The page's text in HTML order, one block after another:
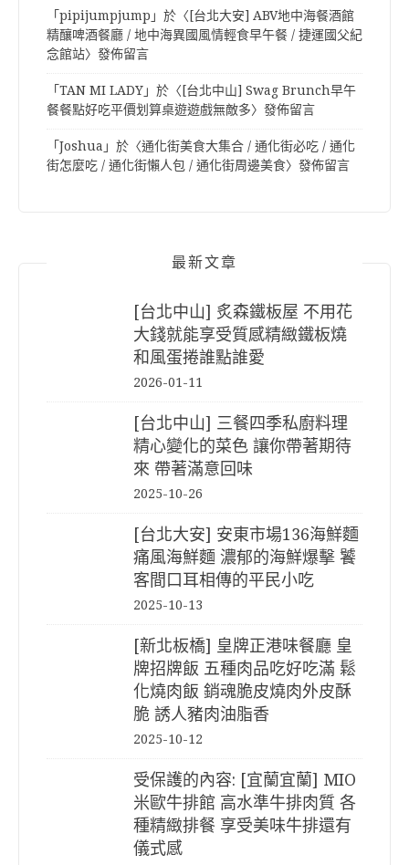
「pipijumpjump 」於〈 [台北大安] ABV地中海餐酒館
精釀啤酒餐廳 / 地中海異國風情輕食早午餐 / 捷運國父紀
念館站〉發佈留言
「TAN MI LADY」於〈 [台北中山] Swag Brunch早午
餐餐點好吃平價划算桌遊遊戲無敵多〉發佈留言
「Joshua 」於〈通化街美食大集合 / 通化街必吃 / 通化
街怎麼吃 / 通化街懶人包 / 通化街周邊美食〉發佈留言
最新文章
[台北中山] 炙森鐵板屋 不用花
大錢就能享受質感精緻鐵板燒
和風蛋捲誰點誰愛
2026-01-11
[台北中山] 三餐四季私廚料理
精心變化的菜色 讓你帶著期待
來 帶著滿意回味
2025-10-26
[台北大安] 安東市場136海鮮麵
痛風海鮮麵 濃郁的海鮮爆擊 饕
客間口耳相傳的平民小吃
2025-10-13
[新北板橋] 皇牌正港味餐廳 皇
牌招牌飯 五種肉品吃好吃滿 鬆
化燒肉飯 銷魂脆皮燒肉外皮酥
脆 誘人豬肉油脂香
2025-10-12
受保護的內容: [宜蘭宜蘭] MIO
米歐牛排館 高水準牛排肉質 各
種精緻排餐 享受美味牛排還有
儀式感